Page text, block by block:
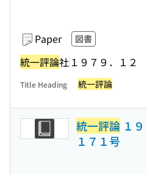
Paper 図書
統一評論社 １９７９．１２
Title Heading 統一評論
統一評論 １
１７１号